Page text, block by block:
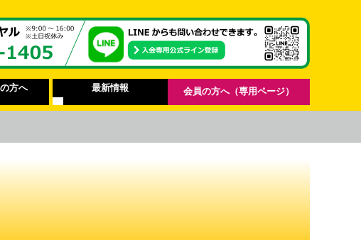
方へ 最新情報 会員の方へ（専用ページ）